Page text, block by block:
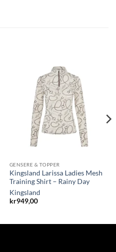
GENSERE & TOPPER
Kingsland Larissa Ladies Mesh
Training Shirt – Rainy Day
Kingsland
kr949,00